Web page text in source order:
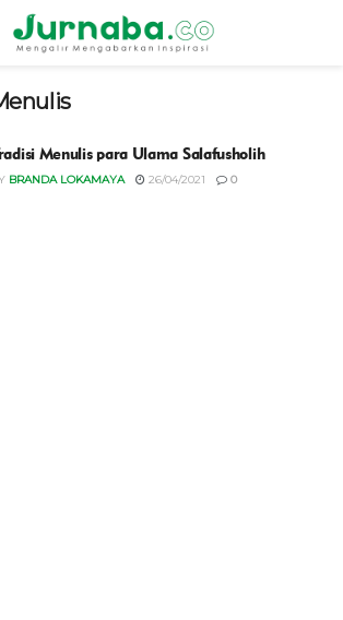
Menulis para Ulama Salafusholih
BRANDA LOKAMAYA 26/04/2021 0